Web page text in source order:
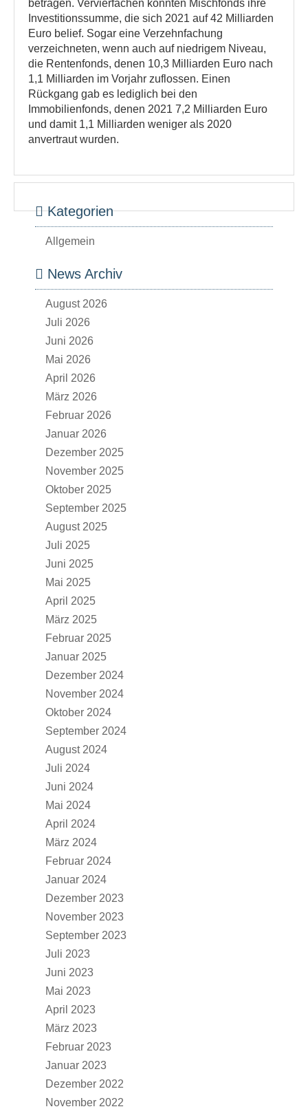
betragen. Vervierfachen konnten Mischfonds ihre
Investitionssumme, die sich 2021 auf 42 Milliarden
Euro belief. Sogar eine Verzehnfachung
verzeichneten, wenn auch auf niedrigem Niveau,
die Rentenfonds, denen 10,3 Milliarden Euro nach
1,1 Milliarden im Vorjahr zuflossen. Einen
Rückgang gab es lediglich bei den
Immobilienfonds, denen 2021 7,2 Milliarden Euro
und damit 1,1 Milliarden weniger als 2020
anvertraut wurden.
Kategorien
Allgemein
News Archiv
August 2026
Juli 2026
Juni 2026
Mai 2026
April 2026
März 2026
Februar 2026
Januar 2026
Dezember 2025
November 2025
Oktober 2025
September 2025
August 2025
Juli 2025
Juni 2025
Mai 2025
April 2025
März 2025
Februar 2025
Januar 2025
Dezember 2024
November 2024
Oktober 2024
September 2024
August 2024
Juli 2024
Juni 2024
Mai 2024
April 2024
März 2024
Februar 2024
Januar 2024
Dezember 2023
November 2023
September 2023
Juli 2023
Juni 2023
Mai 2023
April 2023
März 2023
Februar 2023
Januar 2023
Dezember 2022
November 2022